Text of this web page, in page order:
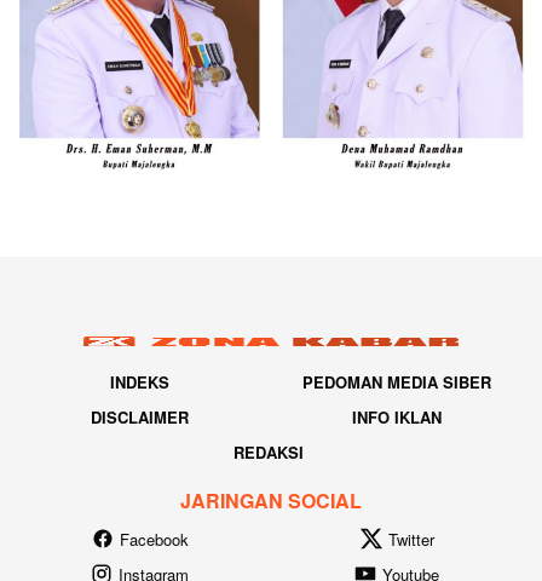
INDEKS
PEDOMAN MEDIA SIBER
DISCLAIMER
INFO IKLAN
REDAKSI
JARINGAN SOCIAL
Facebook
Twitter
Instagram
Youtube